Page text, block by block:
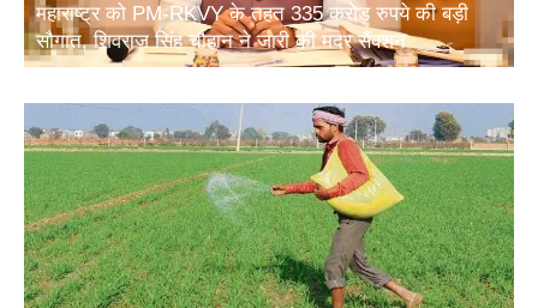
महाराष्ट्र को PM-RKVY के तहत 335 करोड़ रुपये की बड़ी
सौगात, शिवराज सिंह चौहान ने जारी की मदर सैंक्शन